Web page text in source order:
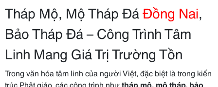
Tháp Mộ, Mộ Tháp ĐáĐồng Nai,
Bảo Tháp Đá – Công Trình Tâm
Linh Mang Giá Trị Trường Tồn
Trong văn hóa tâm linh của người Việt, đặc biệt là trong kiến
trúc Phật giáo, các công trình nhưtháp mộ, mộ tháp, bảo